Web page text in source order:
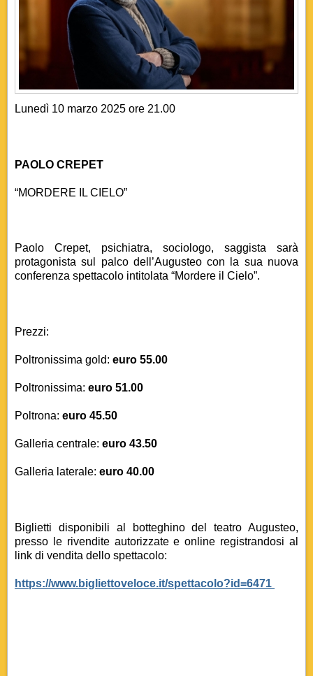
Lunedì 10 marzo 2025 ore 21.00
PAOLO CREPET
“MORDERE IL CIELO”
Paolo Crepet, psichiatra, sociologo, saggista sarà
protagonista sul palco dell’Augusteo con la sua nuova
conferenza spettacolo intitolata “Mordere il Cielo”.
Prezzi:
Poltronissima gold: euro 55.00
Poltronissima: euro 51.00
Poltrona: euro 45.50
Galleria centrale: euro 43.50
Galleria laterale: euro 40.00
Biglietti disponibili al botteghino del teatro Augusteo,
presso le rivendite autorizzate e online registrandosi al
link di vendita dello spettacolo:
https://www.bigliettoveloce.it/spettacolo?id=6471